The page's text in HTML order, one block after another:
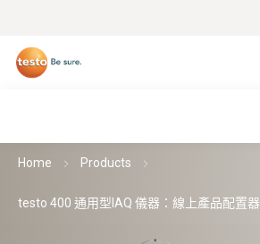
Home Products
testo 400 通用型IAQ 儀器：線上產品配置器